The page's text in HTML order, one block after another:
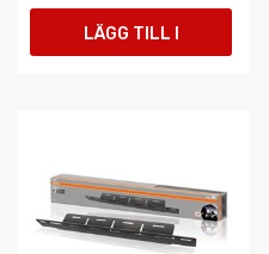
LÄGG TILL I